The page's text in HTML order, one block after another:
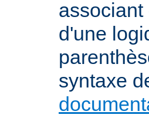
d'une
syntaxe